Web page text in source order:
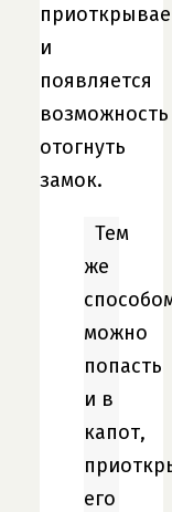
и
появляется
возможность
отогнуть
замок.
Тем
же
можно
попасть
и в
капот,
его